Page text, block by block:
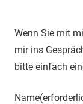
Wenn Sie mit
mir ins
bitte einfach
Name